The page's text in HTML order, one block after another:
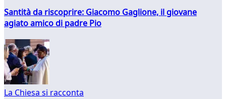
Santità da riscoprire: Giacomo Gaglione, il giovane
agiato amico di padre Pio
La Chiesa si racconta